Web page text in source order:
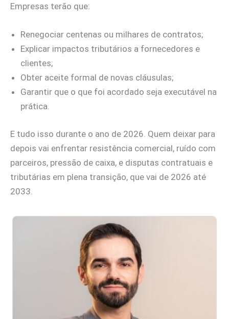
Empresas terão que:
Renegociar centenas ou milhares de contratos;
Explicar impactos tributários a fornecedores e
clientes;
Obter aceite formal de novas cláusulas;
Garantir que o que foi acordado seja executável na
prática.
E tudo isso durante o ano de 2026. Quem deixar para
depois vai enfrentar resistência comercial, ruído com
parceiros, pressão de caixa, e disputas contratuais e
tributárias em plena transição, que vai de 2026 até
2033.